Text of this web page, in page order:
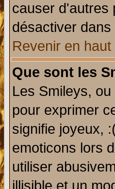
causer d'autres
désactiver
Revenir en haut
Que sont les
Les Smileys,
pour exprimer
signifie joyeux,
emoticons lors
utiliser
illisible et un